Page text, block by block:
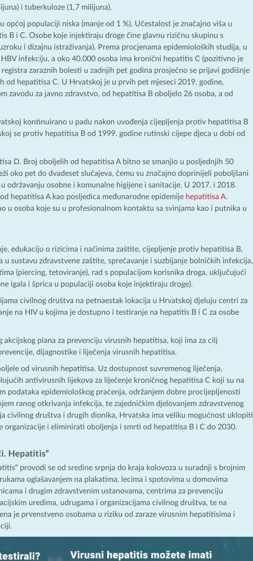
i tuberkuloze (1,7 milijuna).
populaciji niska (manje od 1 %). Učestalost je značajno viša u
B i C. Osobe koje injektiraju droge čine glavnu rizičnu skupinu s
i dizajnu istraživanja). Prema procjenama epidemioloških studija, u
infekciju, a oko 40.000 osoba ima kronični hepatitis C (pozitivno je
zaraznih bolesti u zadnjih pet godina prosječno se prijavi godišnje
od hepatitisa C. U Hrvatskoj je u prvih pet mjeseci 2019. godine,
zavodu za javno zdravstvo, od hepatitisa B oboljelo 26 osoba, a od
kontinuirano u padu nakon uvođenja cijepljenja protiv hepatitisa B
se protiv hepatitisa B od 1999. godine rutinski cijepe djeca u dobi od
D. Broj oboljelih od hepatitisa A bitno se smanjio u posljednjih 50
oko pet do dvadeset slučajeva, čemu su značajno doprinijeli poboljšani
održavanju osobne i komunalne higijene i sanitacije. U 2017. i 2018.
hepatitisa A kao posljedica međunarodne epidemije hepatitisa A.
u osoba koje su u profesionalnom kontaktu sa svinjama kao i putnika u
edukaciju o rizicima i načinima zaštite, cijepljenje protiv hepatitisa B,
sustavu zdravstvene zaštite, sprečavanje i suzbijanje bolničkih infekcija,
(piercing, tetoviranje), rad s populacijom korisnika droga, uključujući
igala i šprica u populaciji osoba koje injektiraju droge).
civilnog društva na petnaestak lokacija u Hrvatskoj djeluju centri za
na HIV u kojima je dostupno i testiranje na hepatitis B i C za osobe
akcijskog plana za prevenciju virusnih hepatitisa, koji ima za cilj
dijagnostike i liječenja virusnih hepatitisa.
od virusnih hepatitisa. Uz dostupnost suvremenog liječenja,
antivirusnih lijekova za liječenje kroničnog hepatitisa C koji su na
podataka epidemiološkog praćenja, održanjem dobre procijepljenosti
ranog otkrivanja infekcija, te zajedničkim djelovanjem zdravstvenog
civilnog društva i drugih dionika, Hrvatska ima veliku mogućnost uklopiti
organizacije i eliminirati oboljenja i smrti od hepatitisa B i C do 2030.
Hepatitis“
provodi se od sredine srpnja do kraja kolovoza u suradnji s brojnim
oglašavanjem na plakatima, lecima i spotovima u domovima
i drugim zdravstvenim ustanovama, centrima za prevenciju
uredima, udrugama i organizacijama civilnog društva, te na
je prvenstveno osobama u riziku od zaraze virusnim hepatitisima i